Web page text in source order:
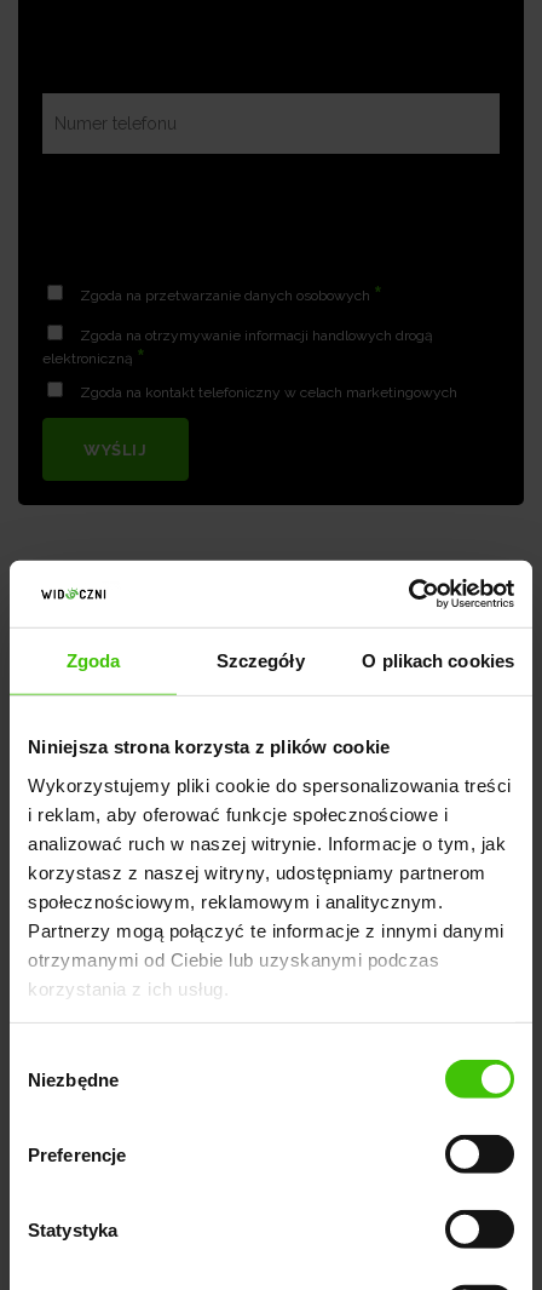
Zgoda Szczegóły O plikach cookies
Niniejsza strona korzysta z plików cookie
Wykorzystujemy pliki cookie do spersonalizowania treści
i reklam, aby oferować funkcje społecznościowe i
analizować ruch w naszej witrynie. Informacje o tym, jak
korzystasz z naszej witryny, udostępniamy partnerom
społecznościowym, reklamowym i analitycznym.
Partnerzy mogą połączyć te informacje z innymi danymi
otrzymanymi od Ciebie lub uzyskanymi podczas
korzystania z ich usług.
zgody
Niezbędne
Preferencje
Statystyka
Zgoda na przetwarzanie danych osobowych *
Zgoda na otrzymywanie informacji handlowych drogą
elektroniczną *
Zgoda na kontakt telefoniczny w celach marketingowych
WYŚLIJ
Doświadczona specjalistka content marketingu i
autorka kilkunastu opiniotwórczych rankingów
branżowych publikowanych przez agencję Widoczni.
Regularnie tworzy analityczne zestawienia dotyczące
agencji marketingowych, liderów opinii oraz twórców
internetowych, które cieszą się dużym
zainteresowaniem w środowisku marketingowym. W
pracy łączy rzetelny research z wykorzystaniem
danych z narzędzi takich jak Senuto, Semstorm i
Ahrefs.